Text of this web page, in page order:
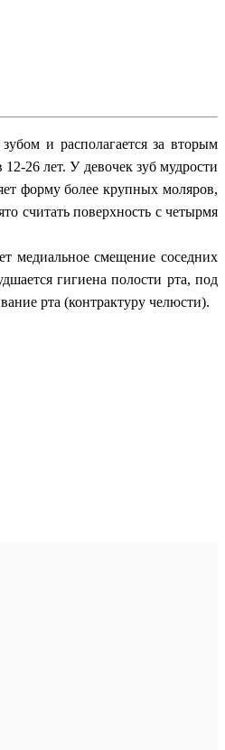
и располагается за вторым
26 лет. У девочек зуб мудрости
форму более крупных моляров,
считать поверхность с четырмя
медиальное смещение соседних
гигиена полости рта, под
рта (контрактуру челюсти).